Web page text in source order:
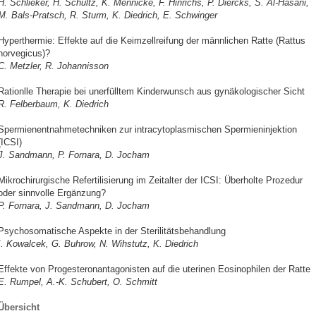
Schlieker, H. Schultz, K. Mennicke, F. Hinrichs, P. Diercks, S. Al-Hasani,
Bals-Pratsch, R. Sturm, K. Diedrich, E. Schwinger
Effekte auf die Keimzellreifung der männlichen Ratte (Rattus
Metzler, R. Johannisson
Therapie bei unerfülltem Kinderwunsch aus gynäkologischer Sicht
Felberbaum, K. Diedrich
zur intracytoplasmischen Spermieninjektion
Sandmann, P. Fornara, D. Jocham
Refertilisierung im Zeitalter der ICSI: Überholte Prozedur
sinnvolle Ergänzung?
Fornara, J. Sandmann, D. Jocham
Aspekte in der Sterilitätsbehandlung
Kowalcek, G. Buhrow, N. Wihstutz, K. Diedrich
von Progesteronantagonisten auf die uterinen Eosinophilen der Ratte
Rumpel, A.-K. Schubert, O. Schmitt